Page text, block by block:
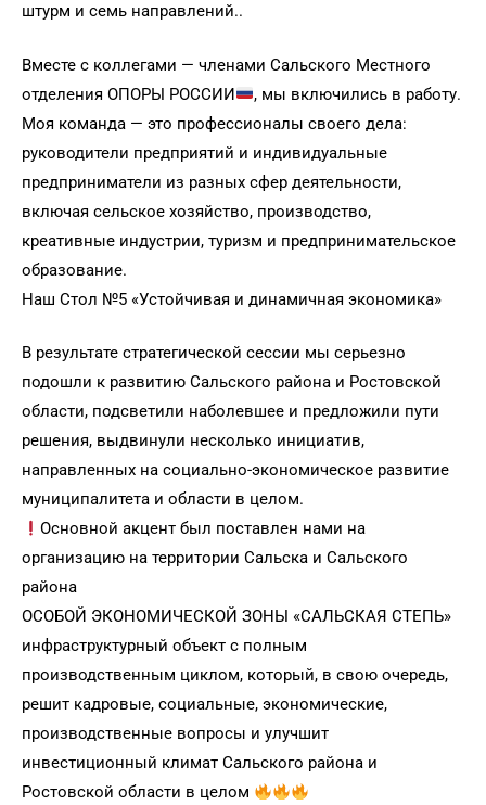
штурм и семь направлений..
Вместе с коллегами — членами Сальского Местного
отделения ОПОРЫ РОССИИ
, мы включились в работу.
Моя команда — это профессионалы своего дела:
руководители предприятий и индивидуальные
предприниматели из разных сфер деятельности,
включая сельское хозяйство, производство,
креативные индустрии, туризм и предпринимательское
образование.
Наш Стол №5 «Устойчивая и динамичная экономика»
В результате стратегической сессии мы серьезно
подошли к развитию Сальского района и Ростовской
области, подсветили наболевшее и предложили пути
решения, выдвинули несколько инициатив,
направленных на социально-экономическое развитие
муниципалитета и области в целом.
Основной акцент был поставлен нами на
организацию на территории Сальска и Сальского
района
ОСОБОЙ ЭКОНОМИЧЕСКОЙ ЗОНЫ «САЛЬСКАЯ СТЕПЬ»
инфраструктурный объект с полным
производственным циклом, который, в свою очередь,
решит кадровые, социальные, экономические,
производственные вопросы и улучшит
инвестиционный климат Сальского района и
Ростовской области в целом